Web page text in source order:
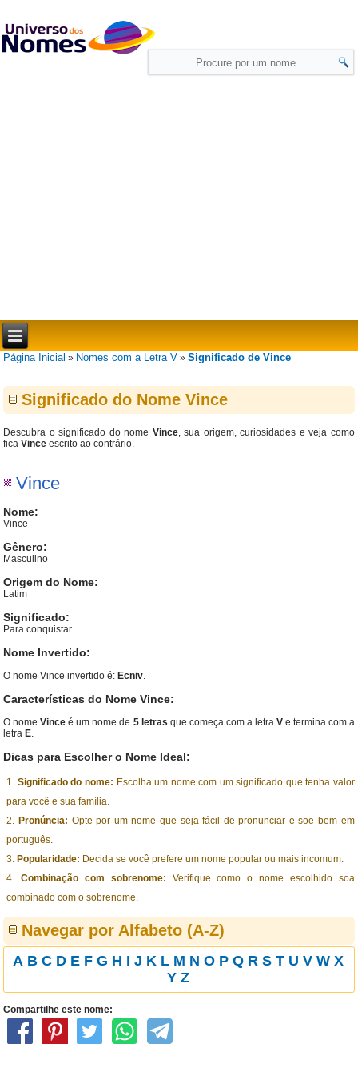
Página Inicial » Nomes com a Letra V »Significado de Vince
Significado do Nome Vince
Descubra o significado do nome Vince, sua origem, curiosidades e veja como
ficaVince escrito ao contrário.
Vince
Nome:
Vince
Gênero:
Masculino
Origem do Nome:
Latim
Significado:
Para conquistar.
Nome Invertido:
O nome Vince invertido é: Ecniv.
Características do Nome Vince:
O nomeVince é um nome de 5 letras que começa com a letra Ve termina com a
letra E.
Dicas para Escolher o Nome Ideal:
Significado do nome: Escolha um nome com um significado que tenha valor
para você e sua família.
Pronúncia: Opte por um nome que seja fácil de pronunciar e soe bem em
português.
Popularidade: Decida se você prefere um nome popular ou mais incomum.
Combinação com sobrenome: Verifique como o nome escolhido soa
combinado com o sobrenome.
Navegar por Alfabeto (A-Z)
A B C D E F G H I J K L M N O P Q R S T U V W X
Y Z
Compartilhe este nome: